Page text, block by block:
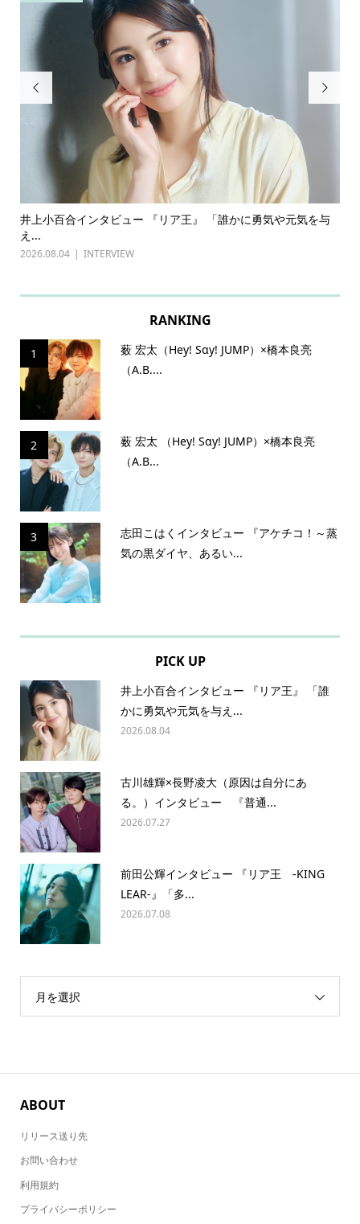

井上小百合インタビュー 『リア王』 「誰かに勇気や元気を与
え...
2026.08.04 INTERVIEW

RANKING
1
薮 宏太（Hey! Sɑy! JUMP）×橋本良亮
（A.B....
2
薮 宏太 （Hey! Sɑy! JUMP）×橋本良亮
（A.B...
3
志田こはくインタビュー 『アケチコ！～蒸
気の黒ダイヤ、あるい...
PICK UP
井上小百合インタビュー 『リア王』 「誰
かに勇気や元気を与え...
2026.08.04
古川雄輝×長野凌大（原因は自分にあ
る。）インタビュー 『普通...
2026.07.27
前田公輝インタビュー 『リア王 -KING
LEAR-』「多...
2026.07.08
月を選択
ABOUT
リリース送り先
お問い合わせ
利用規約
プライバシーポリシー